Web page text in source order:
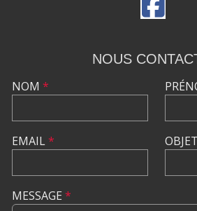
NOUS
NOM *
EMAIL* OBJET
MESSAGE *